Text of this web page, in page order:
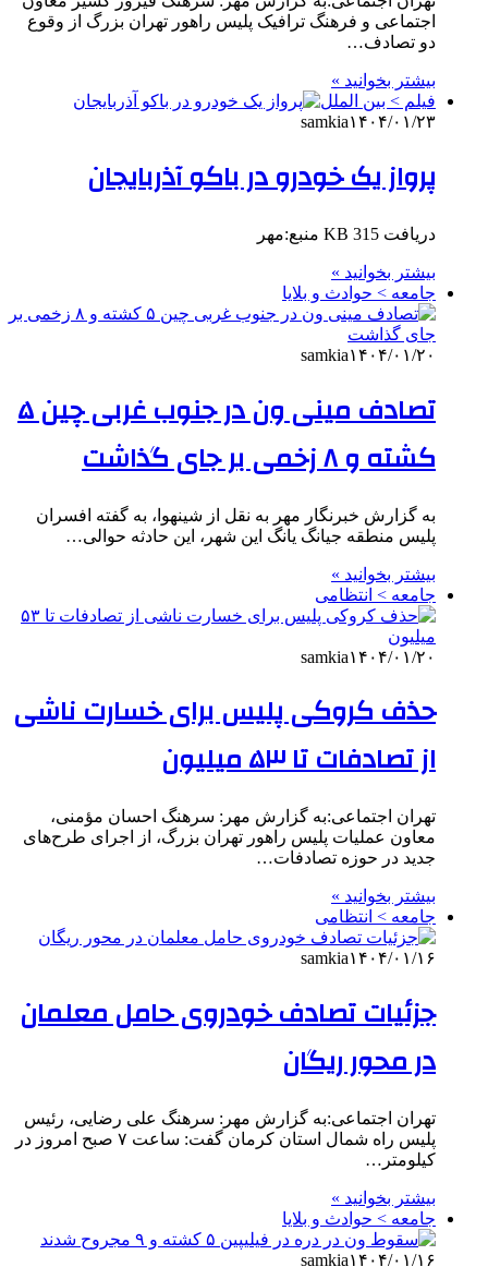
اجتماعی و فرهنگ ترافیک پلیس راهور تهران بزرگ از وقوع
دو تصادف…
بیشتر بخوانید »
فیلم > بین الملل
samkia۱۴۰۴/۰۱/۲۳
پرواز یک خودرو در باکو آذربایجان
دریافت 315 KB منبع:مهر
بیشتر بخوانید »
جامعه > حوادث و بلایا
samkia۱۴۰۴/۰۱/۲۰
تصادف مینی ون در جنوب غربی چین ۵
کشته و ۸ زخمی بر جای گذاشت
به گزارش خبرنگار مهر به نقل از شینهوا، به گفته افسران
پلیس منطقه جیانگ یانگ این شهر، این حادثه حوالی…
بیشتر بخوانید »
جامعه > انتظامی
samkia۱۴۰۴/۰۱/۲۰
حذف کروکی پلیس برای خسارت ناشی
از تصادفات تا ۵۳ میلیون
تهران اجتماعی:به گزارش مهر: سرهنگ احسان مؤمنی،
معاون عملیات پلیس راهور تهران بزرگ، از اجرای طرح‌های
جدید در حوزه تصادفات…
بیشتر بخوانید »
جامعه > انتظامی
samkia۱۴۰۴/۰۱/۱۶
جزئیات تصادف خودروی حامل معلمان
در محور ریگان
تهران اجتماعی:به گزارش مهر: سرهنگ علی رضایی، رئیس
پلیس راه شمال استان کرمان گفت: ساعت ۷ صبح امروز در
کیلومتر…
بیشتر بخوانید »
جامعه > حوادث و بلایا
samkia۱۴۰۴/۰۱/۱۶